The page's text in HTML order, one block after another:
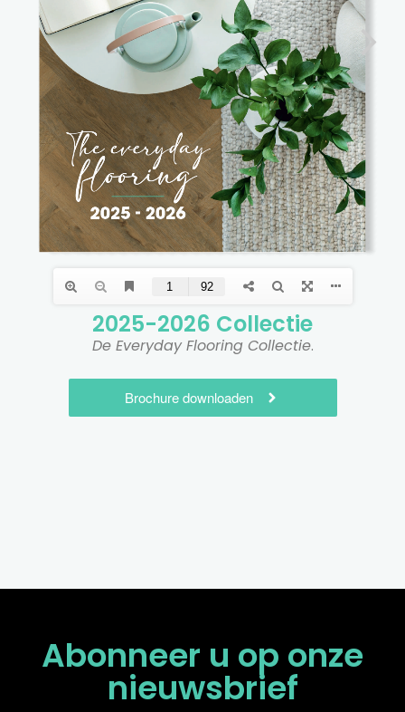
2025-2026 Collectie​
De Everyday Flooring Collectie.
Brochure downloaden
Abonneer u op onze
nieuwsbrief